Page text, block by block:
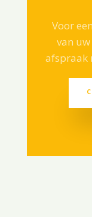
Voor
van
afspraak